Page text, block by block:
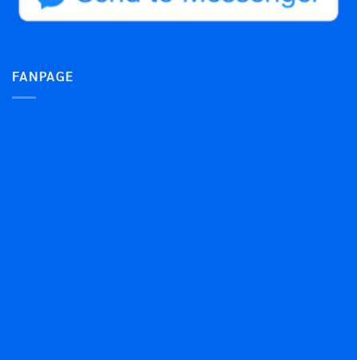
FANPAGE